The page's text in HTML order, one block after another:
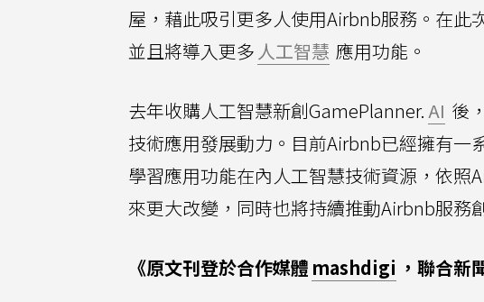
屋，藉此吸引更多人使用Airbnb服務。在此
並且將導入更多 人工智慧 應用功能。
去年收購人工智慧新創GamePlanner.AI 後
技術應用發展動力。目前Airbnb已經擁有一
學習應用功能在內人工智慧技術資源，依
來更大改變，同時也將持續推動Airbnb服務
《原文刊登於合作媒體 mashdigi ，聯合新